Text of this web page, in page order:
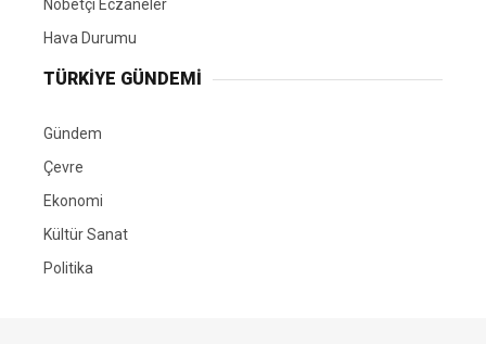
Nöbetçi Eczaneler
Hava Durumu
TÜRKIYE GÜNDEMI
Gündem
Çevre
Ekonomi
Kültür Sanat
Politika